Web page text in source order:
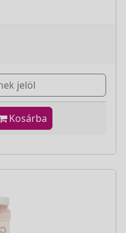
jelöl
Kosárba